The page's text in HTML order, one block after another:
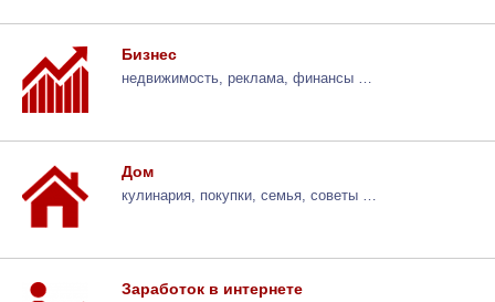
Бизнес
недвижимость, реклама, финансы …
Дом
кулинария, покупки, семья, советы …
Заработок в интернете